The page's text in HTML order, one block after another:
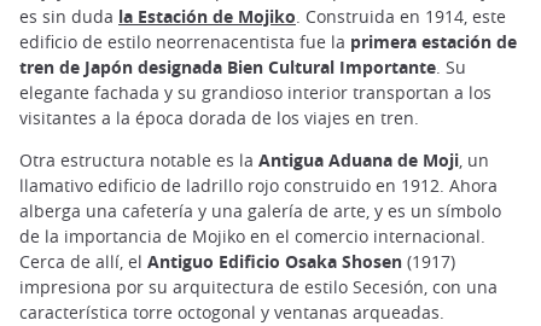
es sin duda la Estación de Mojiko. Construida en 1914, este
edificio de estilo neorrenacentista fue la primera estación de
tren de Japón designada Bien Cultural Importante. Su
elegante fachada y su grandioso interior transportan a los
visitantes a la época dorada de los viajes en tren.
Otra estructura notable es la Antigua Aduana de Moji, un
llamativo edificio de ladrillo rojo construido en 1912. Ahora
alberga una cafetería y una galería de arte, y es un símbolo
de la importancia de Mojiko en el comercio internacional.
Cerca de allí, el Antiguo Edificio Osaka Shosen (1917)
impresiona por su arquitectura de estilo Secesión, con una
característica torre octogonal y ventanas arqueadas.